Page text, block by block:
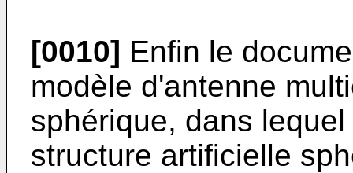
[0010] Enfin le
modèle d'antenne
sphérique, dans
structure artificielle